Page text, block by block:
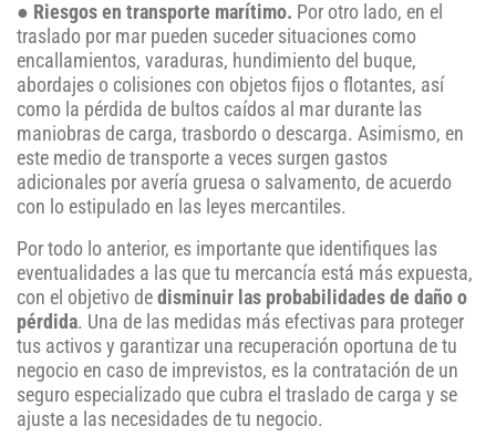
● Riesgos en transporte marítimo. Por otro lado, en el
traslado por mar pueden suceder situaciones como
encallamientos, varaduras, hundimiento del buque,
abordajes o colisiones con objetos fijos o flotantes, así
como la pérdida de bultos caídos al mar durante las
maniobras de carga, trasbordo o descarga. Asimismo, en
este medio de transporte a veces surgen gastos
adicionales por avería gruesa o salvamento, de acuerdo
con lo estipulado en las leyes mercantiles.
Por todo lo anterior, es importante que identifiques las
eventualidades a las que tu mercancía está más expuesta,
con el objetivo de disminuir las probabilidades de daño o
pérdida. Una de las medidas más efectivas para proteger
tus activos y garantizar una recuperación oportuna de tu
negocio en caso de imprevistos, es la contratación de un
seguro especializado que cubra el traslado de carga y se
ajuste a las necesidades de tu negocio.